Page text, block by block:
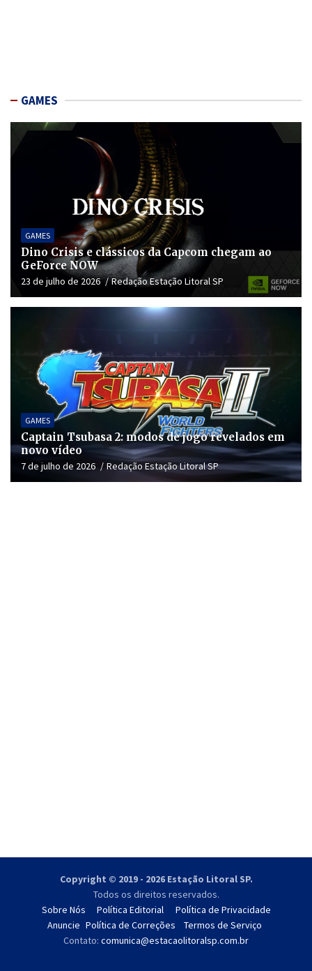
GAMES
GAMES
Dino Crisis e clássicos da Capcom chegam ao
GeForce NOW
23 de julho de 2026 Redação Estação Litoral SP
GAMES
Captain Tsubasa 2: modos de jogo revelados em
novo vídeo
7 de julho de 2026 Redação Estação Litoral SP
Copyright © 2019 - 2026 Estação Litoral SP.
Todos os direitos reservados.
Sobre Nós
Anuncie
Política Editorial
Política de Correções
Política de Privacidade
Termos de Serviço
Contato: comunica@estacaolitoralsp.com.br